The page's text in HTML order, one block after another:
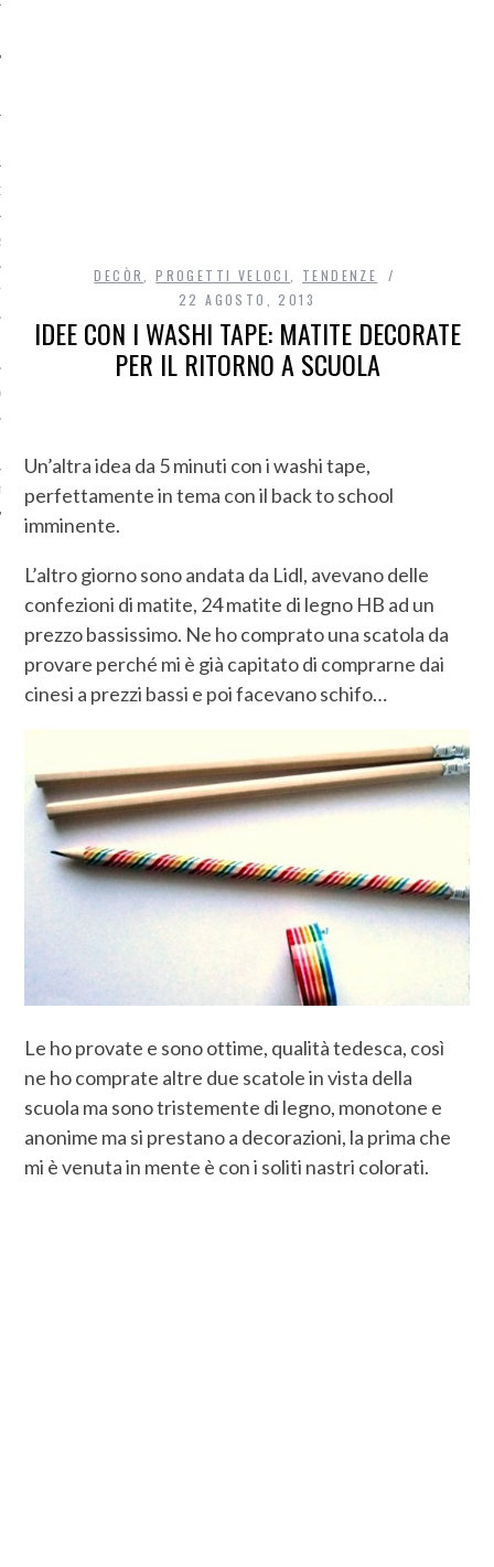
DI ACCESSO AI DATI
DECÒR ,PROGETTI VELOCI
TENDENZE
22 AGOSTO, 2013
IDEE CON I WASHI TAPE: MATITE DECORATE
PER IL RITORNO A SCUOLA
Un’altra idea da 5 minuti con i washi tape,
perfettamente in tema con il back to school
imminente.
L’altro giorno sono andata da Lidl, avevano delle
confezioni di matite, 24 matite di legno HB ad un
prezzo bassissimo. Ne ho comprato una scatola da
provare perché mi è già capitato di comprarne dai
cinesi a prezzi bassi e poi facevano schifo…
Le ho provate e sono ottime, qualità tedesca, così
ne ho comprate altre due scatole in vista della
scuola ma sono tristemente di legno, monotone e
anonime ma si prestano a decorazioni, la prima che
mi è venuta in mente è con i soliti nastri colorati.